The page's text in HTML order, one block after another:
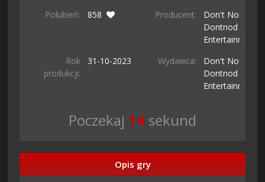
Polubień:
858 Producent:
Don't Nod /
Dontnod
Entertainment
Rok
produkcji:
31-10-2023 Wydawca:
Don't Nod /
Dontnod
Entertainment
Poczekaj 13 sekund
Opis gry